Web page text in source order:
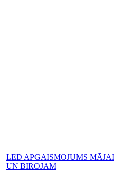
LED APGAISMOJUMS MĀJAI
UN BIROJAM